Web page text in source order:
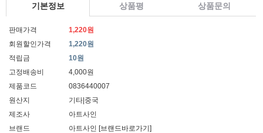
기본정보 상품평 상품문의
판매가격
1,220원
회원할인가격
1,220원
적립금
10원
고정배송비
4,000원
제품코드
0836440007
원산지
기타|중국
제조사
아트사인
브랜드
아트사인 [브랜드바로가기]